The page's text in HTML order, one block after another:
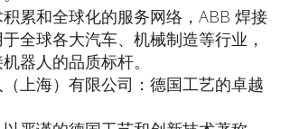
累和全球化的服务网络，ABB 焊接
全球各大汽车、机械制造等行业，
器人的品质标杆。
上海）有限公司：德国工艺的卓越